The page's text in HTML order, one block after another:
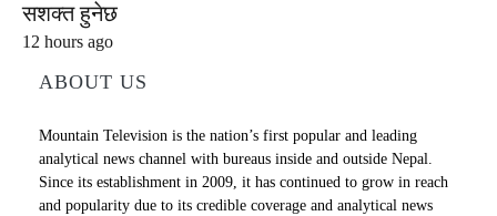
सशक्त हुनेछ
12 hours ago
ABOUT US
Mountain Television is the nation’s first popular and leading
analytical news channel with bureaus inside and outside Nepal.
Since its establishment in 2009, it has continued to grow in reach
and popularity due to its credible coverage and analytical news